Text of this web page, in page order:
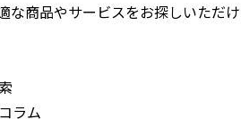
な商品やサービスをお探しいただけ
ラム